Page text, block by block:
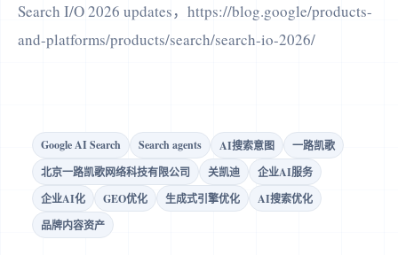
Search I/O 2026 updates，https://blog.google/products-
and-platforms/products/search/search-io-2026/
Google AI Search Search agents AI搜索意图
一路凯歌
北京一路凯歌网络科技有限公司
关凯迪
企业AI服务
企业AI化
GEO优化 生成式引擎优化
AI搜索优化
品牌内容资产